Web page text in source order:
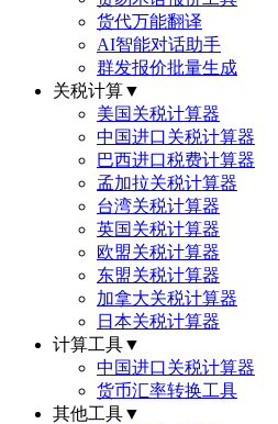
货代万能翻译
AI智能对话助手
群发报价批量生成
关税计算▼
美国关税计算器
中国进口关税计算器
巴西进口税费计算器
孟加拉关税计算器
台湾关税计算器
英国关税计算器
欧盟关税计算器
东盟关税计算器
加拿大关税计算器
日本关税计算器
计算工具▼
中国进口关税计算器
货币汇率转换工具
其他工具▼